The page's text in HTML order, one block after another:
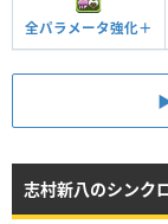
全パラメータ強化＋
志村新八のシンク